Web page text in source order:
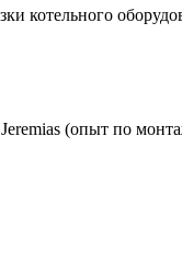
котельного
(опыт по